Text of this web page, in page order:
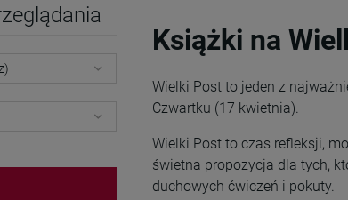
Książki na
Wielki Post to jeden z
Czwartku (17 kwietnia).
Wielki Post to czas refleksji,
świetna propozycja dla tych,
duchowych ćwiczeń i pokuty.